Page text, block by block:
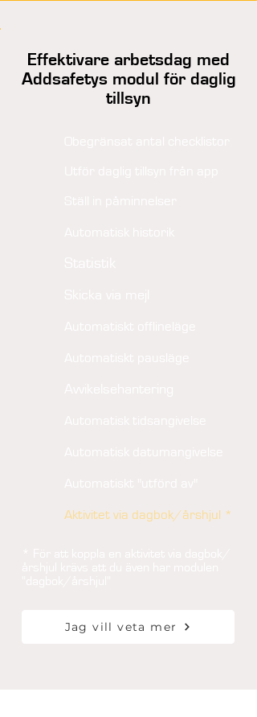
Effektivare arbetsdag med
Addsafetys modul för daglig
tillsyn
Aktivitet via dagbok/årshjul *
Jag vill veta mer